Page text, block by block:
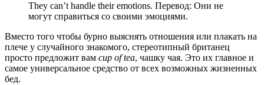
They can’t handle their emotions. Перевод: Они не
могут справиться со своими эмоциями.
Вместо того чтобы бурно выяснять отношения или плакать на
плече у случайного знакомого, стереотипный британец
просто предложит вам cup of tea, чашку чая. Это их главное и
самое универсальное средство от всех возможных жизненных
бед.